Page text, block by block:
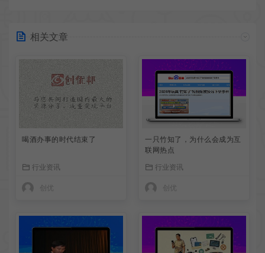
相关文章
喝酒办事的时代结束了
行业资讯
一只竹知了，为什么会成为互
联网热点
行业资讯